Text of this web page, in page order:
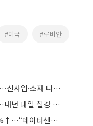
#미국 #루비안
에코프로, 영업익 전년比 102.7%↑…신사업·소재 다각화 박차
日, 한국산 도금강판 덤핑 예비판정…내년 대일 철강 수출 ‘빨간불’
HD현대일렉트릭, 2분기 영업익 37%↑…“데이터센터 사업, 새로운 성장 축”